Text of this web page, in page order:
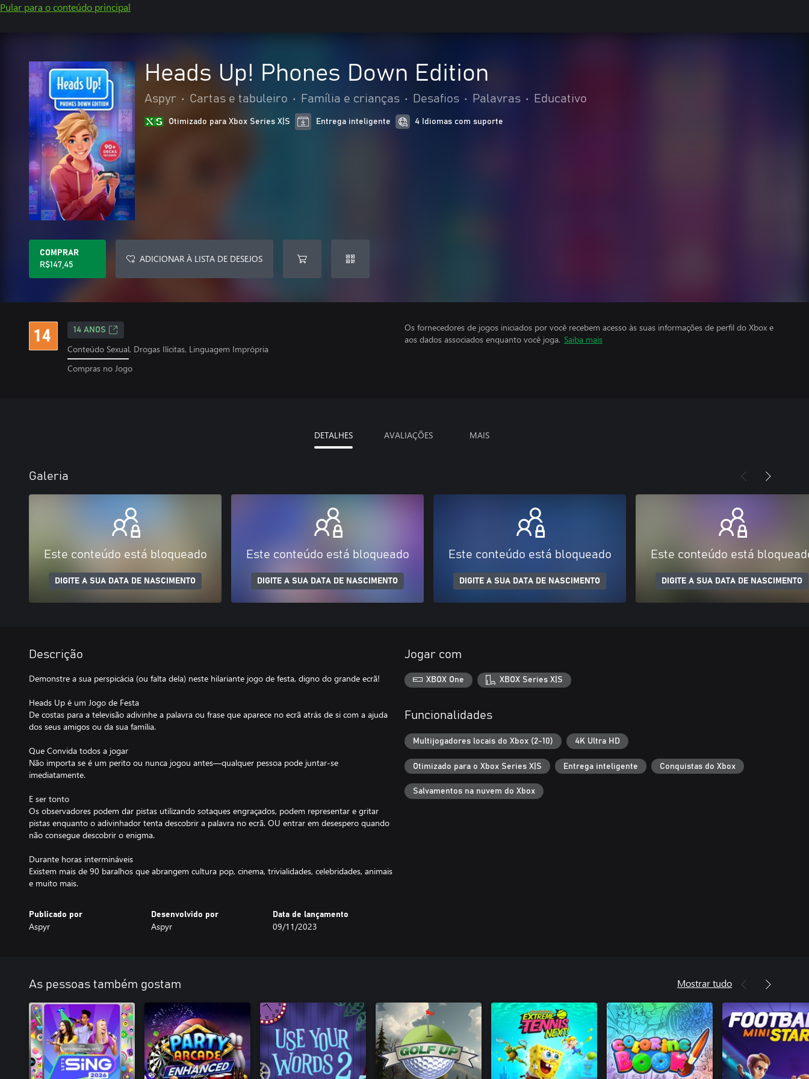
Pular para o conteúdo principal
Heads Up! Phones Down Edition
Aspyr • Cartas e tabuleiro • Família e crianças • Desafios • Palavras • Educativo
Otimizado para Xbox Series X|S Entrega inteligente 4 Idiomas com suporte
COMPRAR
R$147,45
ADICIONAR À LISTA DE DESEJOS
14 ANOS
Conteúdo Sexual, Drogas Ilícitas, Linguagem Imprópria
Compras no Jogo
Os fornecedores de jogos iniciados por você recebem acesso às suas informações de perfil do Xbox e
aos dados associados enquanto você joga. Saiba mais
DETALHES AVALIAÇÕES MAIS
Galeria
Este conteúdo está bloqueado
DIGITE A SUA DATA DE NASCIMENTO
Este conteúdo está bloqueado
DIGITE A SUA DATA DE NASCIMENTO
Este conteúdo está bloqueado
DIGITE A SUA DATA DE NASCIMENTO
Este conteúdo está
DIGITE A SUA DATA DE NASCIMENTO
Descrição
Demonstre a sua perspicácia (ou falta dela) neste hilariante jogo de festa, digno do grande ecrã!
Heads Up é um Jogo de Festa
De costas para a televisão adivinhe a palavra ou frase que aparece no ecrã atrás de si com a ajuda
dos seus amigos ou da sua família.
Que Convida todos a jogar
Não importa se é um perito ou nunca jogou antes—qualquer pessoa pode juntar-se
imediatamente.
E ser tonto
Os observadores podem dar pistas utilizando sotaques engraçados, podem representar e gritar
pistas enquanto o adivinhador tenta descobrir a palavra no ecrã. OU entrar em desespero quando
não consegue descobrir o enigma.
Durante horas intermináveis
Existem mais de 90 baralhos que abrangem cultura pop, cinema, trivialidades, celebridades, animais
e muito mais.
Publicado por
Aspyr
Desenvolvido por
Aspyr
Data de lançamento
09/11/2023
Jogar com
XBOX One XBOX Series X|S
Funcionalidades
Multijogadores locais do Xbox (2-10) 4K Ultra HD
Otimizado para o Xbox Series X|S Entrega inteligente Conquistas do Xbox
Salvamentos na nuvem do Xbox
As pessoas também gostam Mostrar tudo